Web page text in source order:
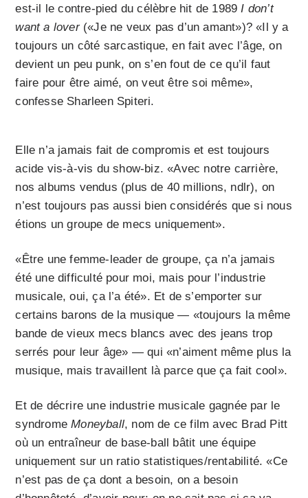
est-il le contre-pied du célèbre hit de 1989I don’t
want a lover(«Je ne veux pas d’un amant»)? «Il y a
toujours un côté sarcastique, en fait avec l’âge, on
devient un peu punk, on s’en fout de ce qu’il faut
faire pour être aimé, on veut être soi même»,
confesse Sharleen Spiteri.
Elle n’a jamais fait de compromis et est toujours
acide vis-à-vis du show-biz. «Avec notre carrière,
nos albums vendus (plus de 40 millions, ndlr), on
n’est toujours pas aussi bien considérés que si nous
étions un groupe de mecs uniquement».
«Être une femme-leader de groupe, ça n’a jamais
été une difficulté pour moi, mais pour l’industrie
musicale, oui, ça l’a été». Et de s’emporter sur
certains barons de la musique — «toujours la même
bande de vieux mecs blancs avec des jeans trop
serrés pour leur âge» — qui «n’aiment même plus la
musique, mais travaillent là parce que ça fait cool».
Et de décrire une industrie musicale gagnée par le
syndromeMoneyball, nom de ce film avec Brad Pitt
où un entraîneur de base-ball bâtit une équipe
uniquement sur un ratio statistiques/rentabilité. «Ce
n’est pas de ça dont a besoin, on a besoin